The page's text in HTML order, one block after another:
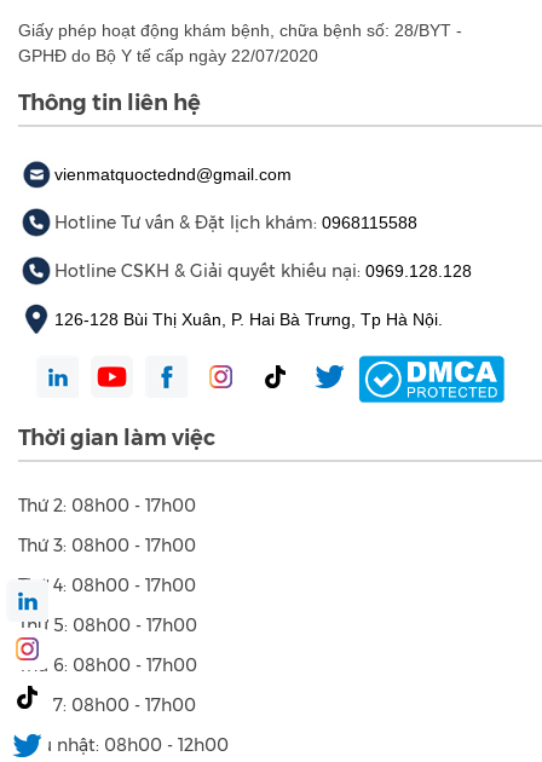
Giấy phép hoạt động khám bệnh, chữa bệnh số: 28/BYT -
GPHĐ do Bộ Y tế cấp ngày 22/07/2020
Thông tin liên hệ
vienmatquoctednd@gmail.com
Hotline Tư vấn & Đặt lịch khám: 0968115588
Hotline CSKH & Giải quyết khiếu nại: 0969.128.128
126-128 Bùi Thị Xuân, P. Hai Bà Trưng, Tp Hà Nội.
Thời gian làm việc
Thứ 2: 08h00 - 17h00
Thứ 3: 08h00 - 17h00
Thứ 4: 08h00 - 17h00
Thứ 5: 08h00 - 17h00
Thứ 6: 08h00 - 17h00
Thứ 7: 08h00 - 17h00
Chủ nhật: 08h00 - 12h00